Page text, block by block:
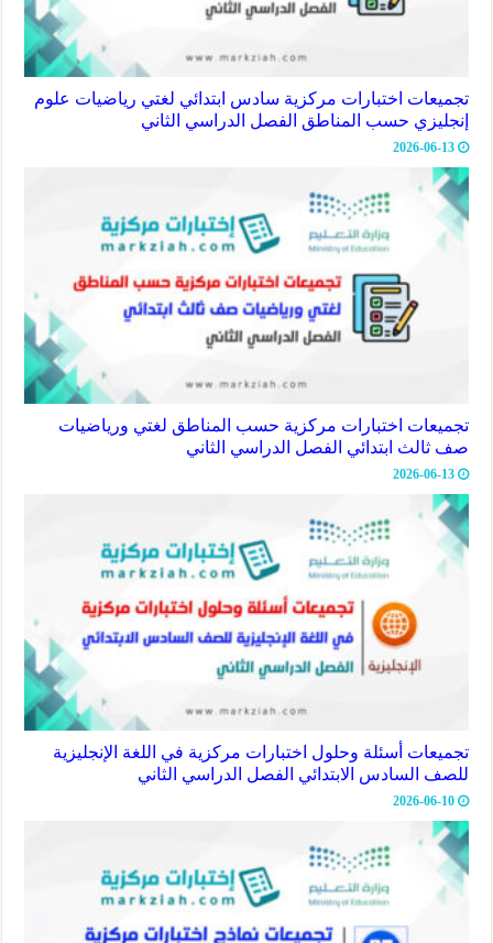
تجميعات اختبارات مركزية سادس ابتدائي لغتي رياضيات علوم
إنجليزي حسب المناطق الفصل الدراسي الثاني
2026-06-13
تجميعات اختبارات مركزية حسب المناطق لغتي ورياضيات
صف ثالث ابتدائي الفصل الدراسي الثاني
2026-06-13
تجميعات أسئلة وحلول اختبارات مركزية في اللغة الإنجليزية
للصف السادس الابتدائي الفصل الدراسي الثاني
2026-06-10